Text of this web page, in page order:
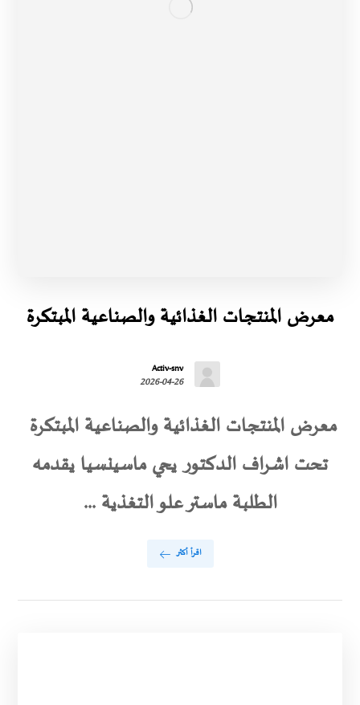
معرض المنتجات الغذائية والصناعية المبتكرة
Activ-snv
2026-04-26
معرض المنتجات الغذائية والصناعية المبتكرة
تحت اشراف الدكتور يحي ماسينسيا يقدمه
الطلبة ماستر علو التغذية ...
اقرأ أكثر